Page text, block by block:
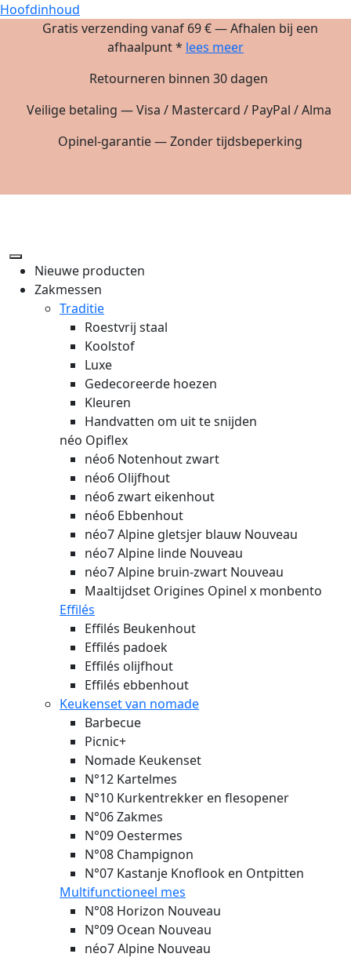
Hoofdinhoud
Gratis verzending vanaf 69 € — Afhalen bij een
afhaalpunt * lees meer
Retourneren binnen 30 dagen
Veilige betaling — Visa / Mastercard / PayPal / Alma
Opinel-garantie — Zonder tijdsbeperking
Nieuwe producten
Zakmessen
Traditie
Roestvrij staal
Koolstof
Luxe
Gedecoreerde hoezen
Kleuren
Handvatten om uit te snijden
néo Opiflex
néo6 Notenhout zwart
néo6 Olijfhout
néo6 zwart eikenhout
néo6 Ebbenhout
néo7 Alpine gletsjer blauw Nouveau
néo7 Alpine linde Nouveau
néo7 Alpine bruin-zwart Nouveau
Maaltijdset Origines Opinel x monbento
Effilés
Effilés Beukenhout
Effilés padoek
Effilés olijfhout
Effilés ebbenhout
Keukenset van nomade
Barbecue
Picnic+
Nomade Keukenset
N°12 Kartelmes
N°10 Kurkentrekker en flesopener
N°06 Zakmes
N°09 Oestermes
N°08 Champignon
N°07 Kastanje Knoflook en Ontpitten
Multifunctioneel mes
N°08 Horizon Nouveau
N°09 Ocean Nouveau
néo7 Alpine Nouveau